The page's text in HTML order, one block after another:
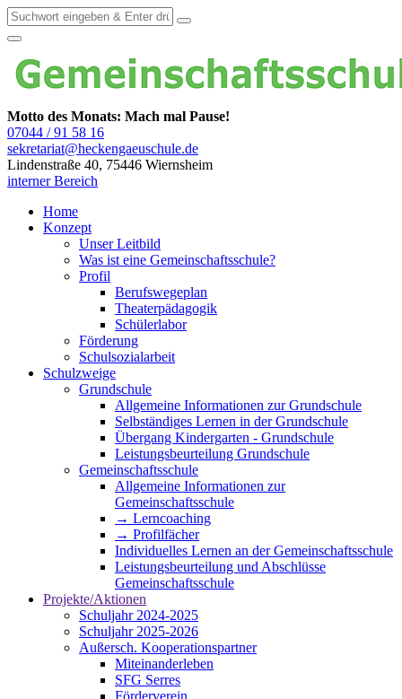
Motto des Monats: Mach mal Pause!
07044 / 91 58 16
sekretariat@heckengaeuschule.de
Lindenstraße 40, 75446 Wiernsheim
interner Bereich
Home
Konzept
Unser Leitbild
Was ist eine Gemeinschaftsschule?
Profil
Berufswegeplan
Theaterpädagogik
Schülerlabor
Förderung
Schulsozialarbeit
Schulzweige
Grundschule
Allgemeine Informationen zur Grundschule
Selbständiges Lernen in der Grundschule
Übergang Kindergarten - Grundschule
Leistungsbeurteilung Grundschule
Gemeinschaftsschule
Allgemeine Informationen zur
Gemeinschaftsschule
→ Lerncoaching
→ Profilfächer
Individuelles Lernen an der Gemeinschaftsschule
Leistungsbeurteilung und Abschlüsse
Gemeinschaftsschule
Projekte/Aktionen
Schuljahr 2024-2025
Schuljahr 2025-2026
Außersch. Kooperationspartner
Miteinanderleben
SFG Serres
Förderverein